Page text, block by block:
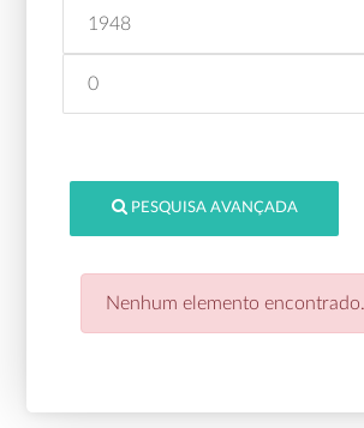
1948
0
PESQUISA AVANÇADA
Nenhum elemento encontrado.